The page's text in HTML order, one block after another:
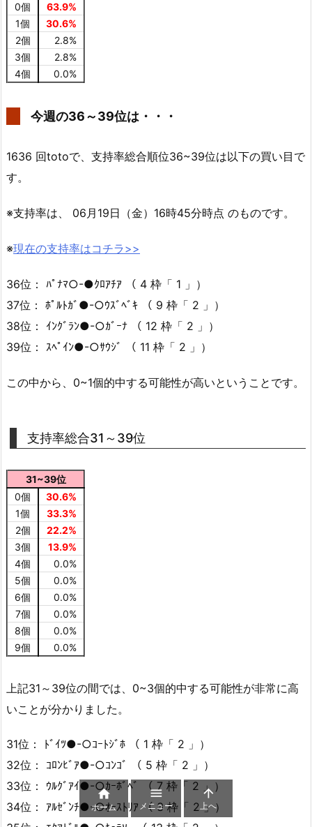
0個
63.9%
1個
30.6%
2個
2.8%
3個
2.8%
4個
0.0%
今週の36～39位は・・・
1636 回totoで、支持率総合順位36~39位は以下の買い目で
す。
※支持率は、 06月19日（金）16時45分時点 のものです。
※現在の支持率はコチラ>>
36位： ﾊﾟﾅﾏ○-●ｸﾛｱﾁｱ （ 4 枠「 1 」）
37位： ﾎﾟﾙﾄｶﾞ●-○ｳｽﾞﾍﾞｷ （ 9 枠「 2 」）
38位： ｲﾝｸﾞﾗﾝ●-○ｶﾞｰﾅ （ 12 枠「 2 」）
39位： ｽﾍﾟｲﾝ●-○ｻｳｼﾞ （ 11 枠「 2 」）
この中から、0~1個的中する可能性が高いということです。
支持率総合31～39位
31~39位
0個
30.6%
1個
33.3%
2個
22.2%
3個
13.9%
4個
0.0%
5個
0.0%
6個
0.0%
7個
0.0%
8個
0.0%
9個
0.0%
上記31～39位の間では、0~3個的中する可能性が非常に高
いことが分かりました。
31位： ﾄﾞｲﾂ●-○ｺｰﾄｼﾞﾎ （ 1 枠「 2 」）
32位： ｺﾛﾝﾋﾞｱ●-○ｺﾝｺﾞ （ 5 枠「 2 」）
33位： ｳﾙｸﾞｱｲ●-○ｶｰﾎﾞﾍﾞ （ 7 枠「 2 」）
34位： ｱﾙｾﾞﾝﾁ●-○ｵｰｽﾄﾘｱ （ 3 枠「 2 」）

ホーム

メニュー

上へ